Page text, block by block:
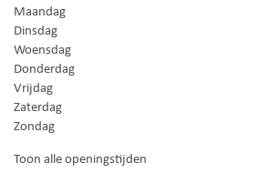
Maandag
Dinsdag
Woensdag
Donderdag
Vrijdag
Zaterdag
Zondag
Toon alle openingstijden